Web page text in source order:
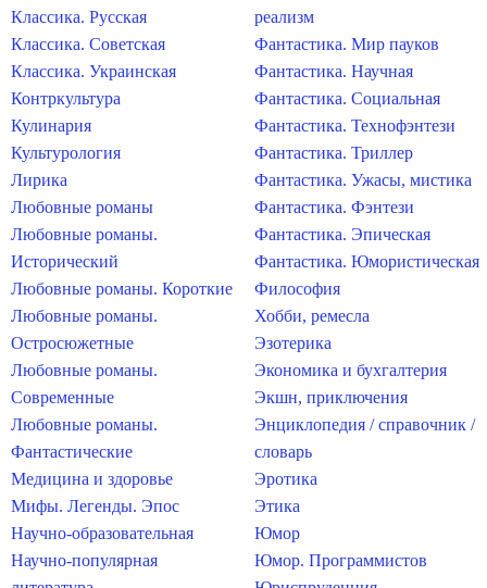
Классика. Русская
Классика. Советская
Классика. Украинская
Контркультура
Кулинария
Культурология
Лирика
Любовные романы
Любовные романы.
Исторический
Любовные романы. Короткие
Любовные романы.
Остросюжетные
Любовные романы.
Современные
Любовные романы.
Фантастические
Медицина и здоровье
Мифы. Легенды. Эпос
Научно-образовательная
Научно-популярная
реализм
Фантастика. Мир пауков
Фантастика. Научная
Фантастика. Социальная
Фантастика. Технофэнтези
Фантастика. Триллер
Фантастика. Ужасы, мистика
Фантастика. Фэнтези
Фантастика. Эпическая
Фантастика. Юмористическая
Философия
Хобби, ремесла
Эзотерика
Экономика и бухгалтерия
Экшн, приключения
Энциклопедия / справочник /
словарь
Эротика
Этика
Юмор
Юмор. Программистов